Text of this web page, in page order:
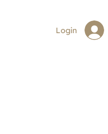
Login